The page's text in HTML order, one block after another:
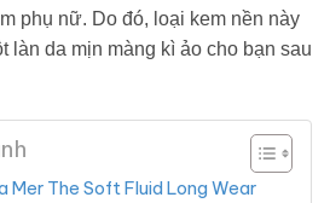
phụ nữ. Do đó, loại kem nền này
làn da mịn màng kì ảo cho bạn sau
Mer The Soft Fluid Long Wear